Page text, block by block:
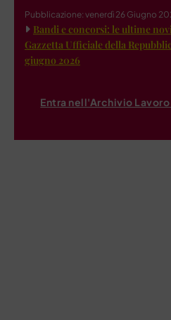
Pubblicazione: venerdì 26 Giugno
Bandi e concorsi: le ultime
Gazzetta Ufficiale della
giugno 2026
Entra nell'Archivio